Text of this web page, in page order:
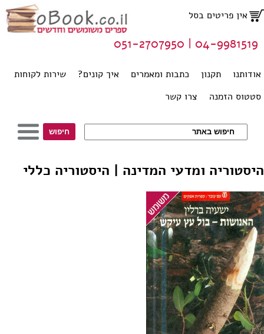
אין פריטים בסל
אודותנו תקנון כתבות ומאמרים איך קונים?
שירות לקוחות
סטטוס הזמנה
צרו קשר
04-9981519 | 051-2707950
היסטוריה ומדעי המדינה | היסטוריה כללי